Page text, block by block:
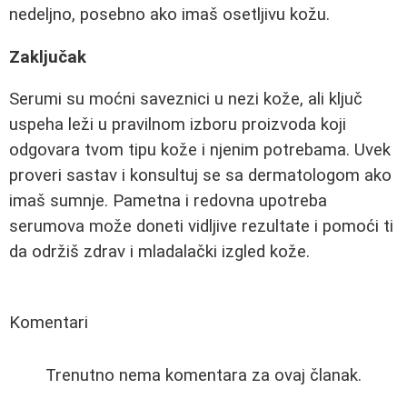
nedeljno, posebno ako imaš osetljivu kožu.
Zaključak
Serumi su moćni saveznici u nezi kože, ali ključ
uspeha leži u pravilnom izboru proizvoda koji
odgovara tvom tipu kože i njenim potrebama. Uvek
proveri sastav i konsultuj se sa dermatologom ako
imaš sumnje. Pametna i redovna upotreba
serumova može doneti vidljive rezultate i pomoći ti
da održiš zdrav i mladalački izgled kože.
Komentari
Trenutno nema komentara za ovaj članak.